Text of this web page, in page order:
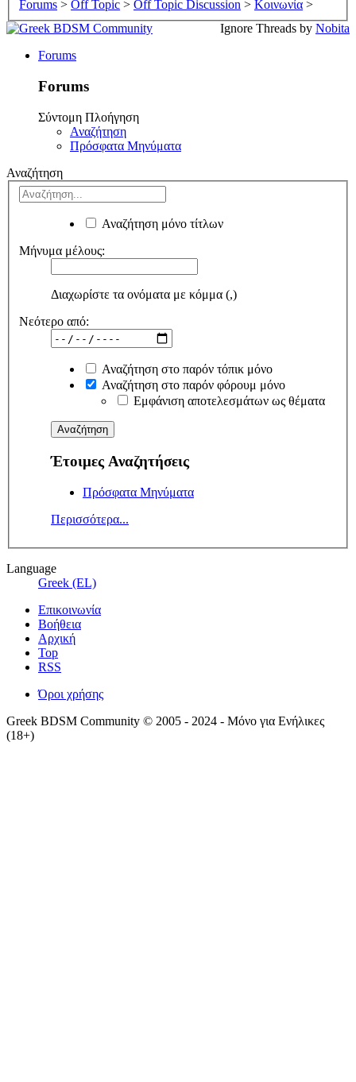
Forums > Off Topic > Off Topic Discussion > Κοινωνία >
Ignore Threads by Nobita
Forums
Forums
Σύντομη Πλοήγηση
Αναζήτηση
Πρόσφατα Μηνύματα
Αναζήτηση
Αναζήτηση μόνο τίτλων
Μήνυμα μέλους:
Διαχωρίστε τα ονόματα με κόμμα (,)
Νεότερο από:
Αναζήτηση στο παρόν τόπικ μόνο
Αναζήτηση στο παρόν φόρουμ μόνο
Εμφάνιση αποτελεσμάτων ως θέματα
Έτοιμες Αναζητήσεις
Πρόσφατα Μηνύματα
Περισσότερα...
Language
Greek (EL)
Επικοινωνία
Βοήθεια
Αρχική
Top
RSS
Όροι χρήσης
Greek BDSM Community © 2005 - 2024 - Μόνο για Ενήλικες
(18+)